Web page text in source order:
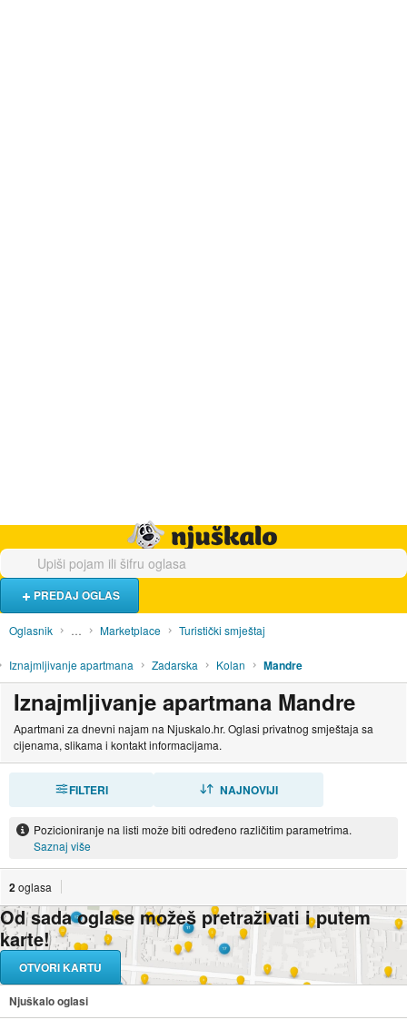
PREDAJ OGLAS
Oglasnik … Marketplace Turistički smještaj
Iznajmljivanje apartmana Zadarska Kolan Mandre
Iznajmljivanje apartmana Mandre
Apartmani za dnevni najam na Njuskalo.hr. Oglasi privatnog smještaja sa
cijenama, slikama i kontakt informacijama.
FILTERI NAJNOVIJI
Pozicioniranje na listi može biti određeno različitim parametrima.
Saznaj više
2oglasa
Od sada oglase možeš pretraživati i putem
karte!
OTVORI KARTU
Njuškalo oglasi